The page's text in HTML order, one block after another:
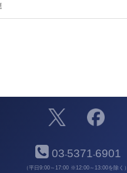
03-5371-6901
（平日9:00～17:00 ※12:00～13:00を除く）